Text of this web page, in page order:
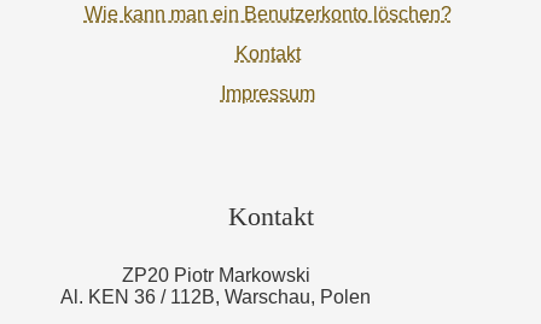
Wie kann man ein Benutzerkonto löschen?
Kontakt
Impressum
Kontakt
ZP20 Piotr Markowski
Al. KEN 36 / 112B, Warschau, Polen